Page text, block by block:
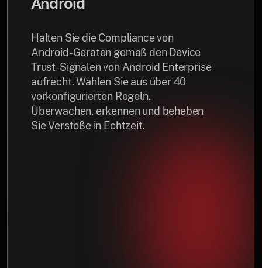
Halten Sie die Compliance von
Android-Geräten gemäß den Device
Trust-Signalen von Android Enterprise
aufrecht. Wählen Sie aus über 40
vorkonfigurierten Regeln.
Überwachen, erkennen und beheben
Sie Verstöße in Echtzeit.